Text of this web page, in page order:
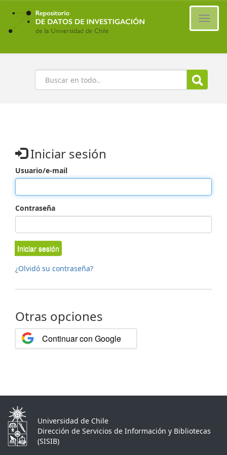
Ir
contenido
principal
Buscar
Iniciar sesión
Usuario/e-mail
Contraseña
Iniciar sesión
¿Olvidó su contraseña?
Otras opciones
Continuar con Google
Universidad de Chile
Dirección de Servicios de Información y Bibliotecas
(SISIB)